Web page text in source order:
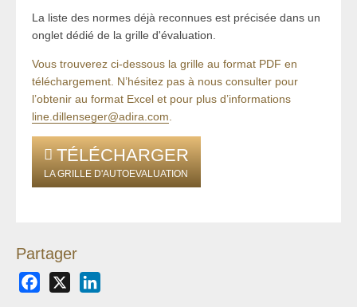
La liste des normes déjà reconnues est précisée dans un
onglet dédié de la grille d'évaluation.
Vous trouverez ci-dessous la grille au format PDF en
téléchargement. N’hésitez pas à nous consulter pour
l’obtenir au format Excel et pour plus d’informations
line.dillenseger@adira.com
TÉLÉCHARGER
LA GRILLE D'AUTOEVALUATION
Partager
Facebook